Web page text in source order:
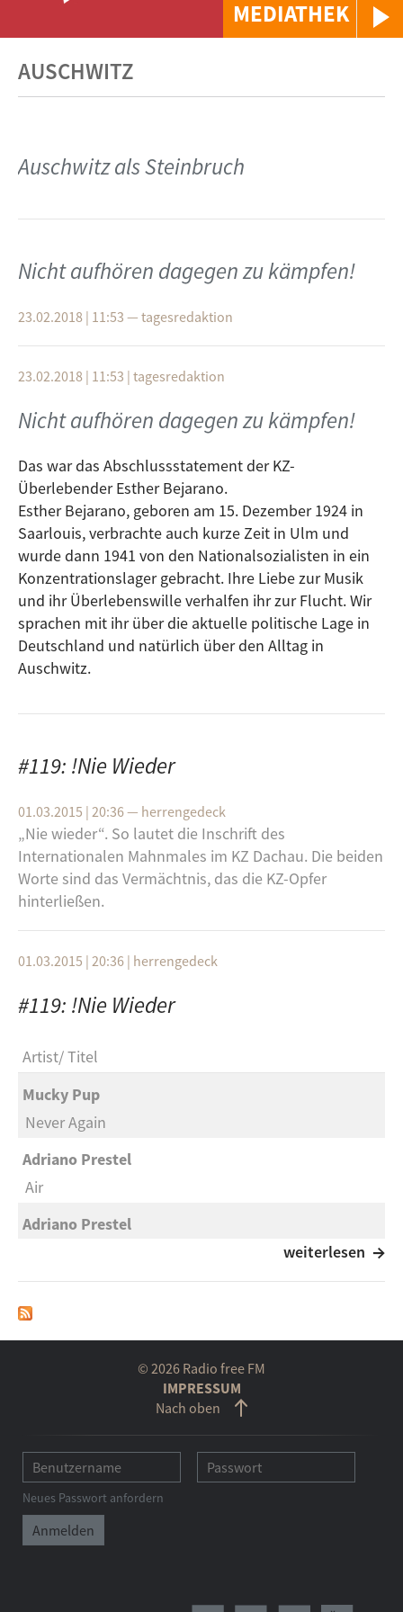
MEDIATHEK
AUSCHWITZ
Auschwitz als Steinbruch
Nicht aufhören dagegen zu kämpfen!
23.02.2018 | 11:53 — tagesredaktion
23.02.2018 | 11:53 | tagesredaktion
Nicht aufhören dagegen zu kämpfen!
Das war das Abschlussstatement der KZ-
Überlebender Esther Bejarano.
Esther Bejarano, geboren am 15. Dezember 1924 in
Saarlouis, verbrachte auch kurze Zeit in Ulm und
wurde dann 1941 von den Nationalsozialisten in ein
Konzentrationslager gebracht. Ihre Liebe zur Musik
und ihr Überlebenswille verhalfen ihr zur Flucht. Wir
sprachen mit ihr über die aktuelle politische Lage in
Deutschland und natürlich über den Alltag in
Auschwitz.
#119: !Nie Wieder
01.03.2015 | 20:36— herrengedeck
„Nie wieder“. So lautet die Inschrift des
Internationalen Mahnmales im KZ Dachau. Die beiden
Worte sind das Vermächtnis, das die KZ-Opfer
hinterließen.
01.03.2015 | 20:36 | herrengedeck
#119: !Nie Wieder
Artist Titel
Mucky Pup
Never Again
Adriano Prestel
Air
Adriano Prestel
„Nie wieder“. So lautet die Inschrift des
Internationalen Mahnmales im KZ Dachau. Die beiden
Worte sind das Vermächtnis, das die KZ-Opfer
hinterließen.
weiterlesen
© 2026 Radio free FM
IMPRESSUM
Nach oben
Neues Passwort anfordern